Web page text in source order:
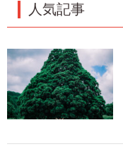
人気記事